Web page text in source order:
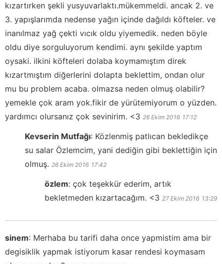
kızartırken şekli yusyuvarlaktı.mükemmeldi. ancak 2. ve
3. yapışlarımda nedense yağın içinde dağıldı köfteler. ve
inanılmaz yağ çekti vıcık oldu yiyemedik. neden böyle
oldu diye sorguluyorum kendimi. aynı şekilde yaptım
oysaki. ilkini köfteleri dolaba koymamıştım direk
kızartmıştım diğerlerini dolapta beklettim, ondan olur
mu bu problem acaba. olmazsa neden olmuş olabilir?
yemekle çok aram yok.fikir de yürütemiyorum o yüzden.
yardımcı olursanız çok sevinirim. <3 26 Ekim 2016 17:12
Kevserin Mutfağı: Közlenmiş patlıcan bekledikçe
su salar Özlemcim, yani dediğin gibi beklettiğin için
olmuş. 26 Ekim 2016 17:42
özlem: çok teşekkür ederim, artık
bekletmeden kızartacağım. <3 27 Ekim 2016 13:29
sinem: Merhaba bu tarifi daha once yapmistim ama bir
degisiklik yapmak istiyorum kasar rendesi koymasam